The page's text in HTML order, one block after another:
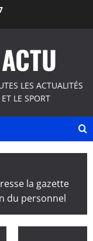
LES ACTUALITÉS
LE SPORT
la gazette
du personnel